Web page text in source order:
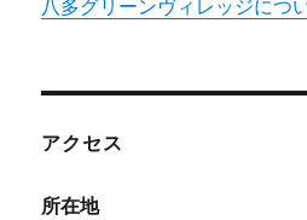
八多グリーンヴィレッジにつ
アクセス
所在地